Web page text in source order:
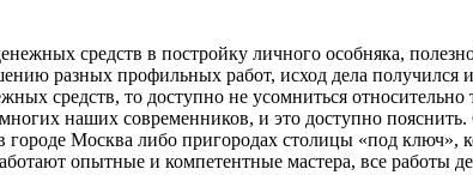
средств в постройку личного особняка,
разных профильных работ, исход дела получился
средств, то доступно не усомниться
многих наших современников, и это доступно
в городе Москва либо пригородах столицы «под
опытные и компетентные мастера, все работы